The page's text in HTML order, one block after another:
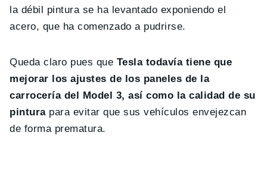
la débil pintura se ha levantado exponiendo el
acero, que ha comenzado a pudrirse.
Queda claro pues que Tesla todavía tiene que
mejorar los ajustes de los paneles de la
carrocería del Model 3, así como la calidad de su
pinturapara evitar que sus vehículos envejezcan
de forma prematura.